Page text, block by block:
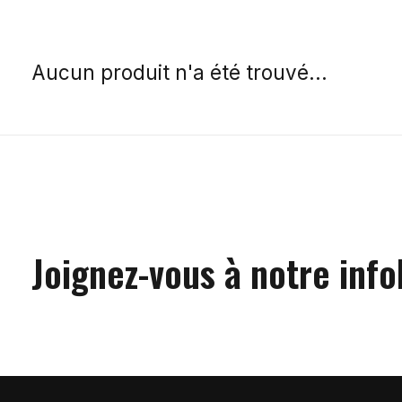
Aucun produit n'a été trouvé...
Joignez-vous à notre